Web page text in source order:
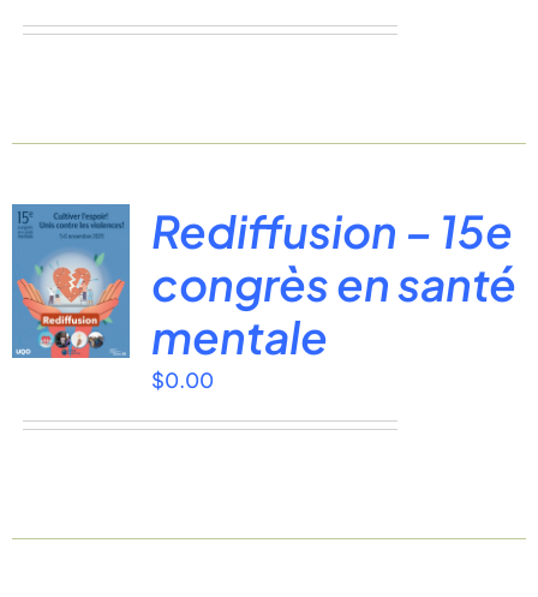
Rediffusion – 15e
congrès en santé
mentale
$0.00